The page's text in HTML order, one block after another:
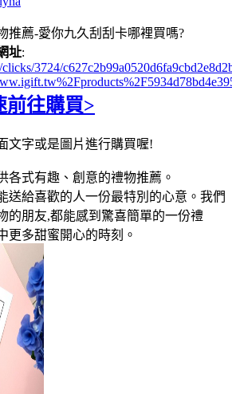
推薦-愛你九久刮刮卡哪裡買嗎?
址:
3724/
前往購買>
文字或是圖片進行購買喔!
各式有趣、創意的禮物推薦。
送給喜歡的人一份最特別的心意。我們
的朋友,都能感到驚喜簡單的一份禮
更多甜蜜開心的時刻。